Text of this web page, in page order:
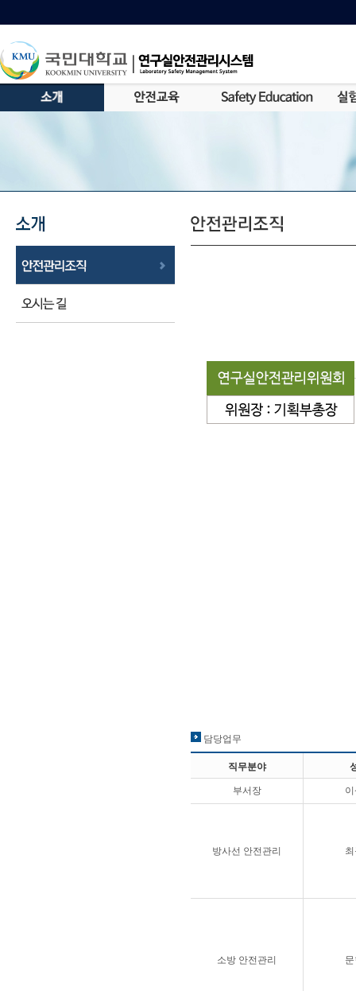
담당업무
직무분야
부서장
방사선 안전관리
소방 안전관리